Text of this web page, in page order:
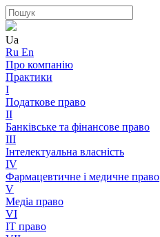
Ua
Ru En
Про компанію
Практики
I
Податкове право
II
Банківське та фінансове право
III
Інтелектуальна власність
IV
Фармацевтичне і медичне право
V
Медіа право
VI
IT право